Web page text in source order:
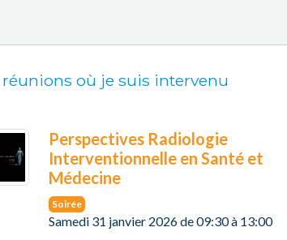
réunions où je suis intervenu
Perspectives Radiologie
Interventionnelle en Santé et
Médecine
Soirée
Samedi 31 janvier 2026 de 09:30 à 13:00